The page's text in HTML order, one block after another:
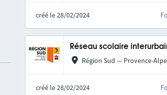
créé le 28/02/2024
Réseau scolaire
Région Sud — Provence-
créé le 28/02/2024